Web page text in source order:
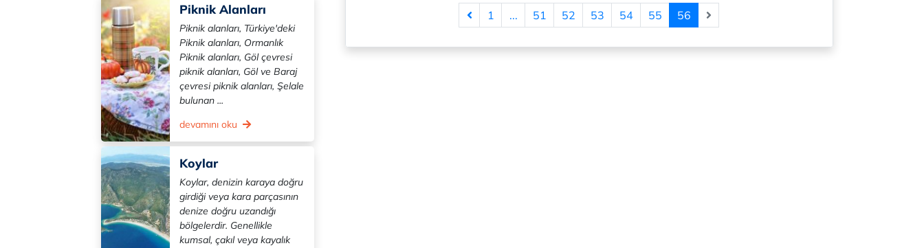
Piknik Alanları
Piknik alanları, Türkiye'deki
Piknik alanları, Ormanlık
Piknik alanları, Göl çevresi
piknik alanları, Göl ve Baraj
çevresi piknik alanları, Şelale
bulunan ...
devamını oku
Koylar
Koylar, denizin karaya doğru
girdiği veya kara parçasının
denize doğru uzandığı
bölgelerdir. Genellikle
kumsal, çakıl veya kayalık
1 ... 51 52 53 54 55 56